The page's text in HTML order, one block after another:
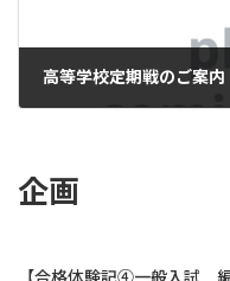
高等学校定期戦のご案内
2024年6月22日
企画